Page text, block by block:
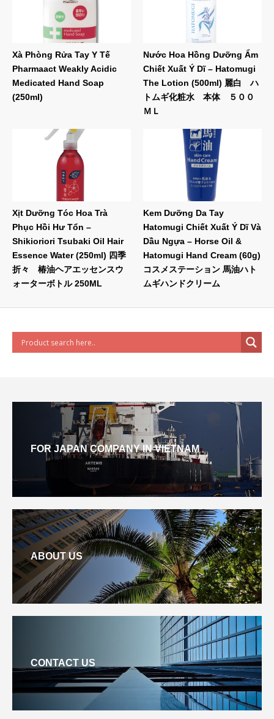
Xà Phòng Rửa Tay Y Tế
Pharmaact Weakly Acidic
Medicated Hand Soap
(250ml)
Nước Hoa Hồng Dưỡng Ẩm
Chiết Xuất Ý Dĩ – Hatomugi
The Lotion (500ml) 麗白 ハ
トムギ化粧水 本体 ５００
ＭＬ
Xịt Dưỡng Tóc Hoa Trà
Phục Hồi Hư Tổn –
Shikioriori Tsubaki Oil Hair
Essence Water (250ml) 四季
折々 椿油ヘアエッセンスウ
ォーターボトル 250ML
Kem Dưỡng Da Tay
Hatomugi Chiết Xuất Ý Dĩ Và
Dầu Ngựa – Horse Oil &
Hatomugi Hand Cream (60g)
コスメステーション 馬油ハト
ムギハンドクリーム
FOR JAPAN COMPANY IN VIETNAM
ABOUT US
CONTACT US